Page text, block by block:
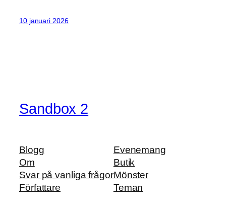
10 januari 2026
Sandbox 2
Blogg
Om
Svar på vanliga frågor
Författare
Evenemang
Butik
Mönster
Teman